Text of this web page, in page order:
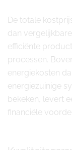
De totale
dan
efficiënte
processen.
energiekosten
energiezuinige
bekeken, levert
financiële